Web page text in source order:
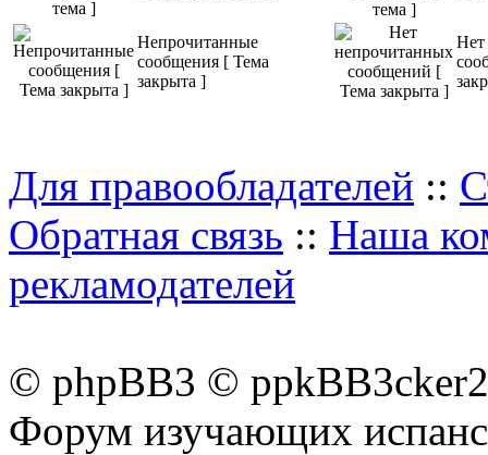
Непрочитанные
сообщения [ Тема
закрыта ]
Нет
Для правообладателей ::
Обратная связь :: Наша
рекламодателей
© phpBB3 ©
Форум изучающих